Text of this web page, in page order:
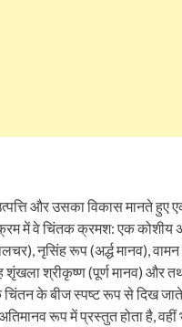
और उसका विकास मानते हुए
में वे चिंतक क्रमश: एक कोशीय
नृसिंह रूप (अर्द्ध मानव),
शृंखला श्रीकृष्ण (पूर्ण मानव) और
चिंतन के बीज स्पष्ट रूप से दिख
रूप में प्रस्तुत होता है, वहीं